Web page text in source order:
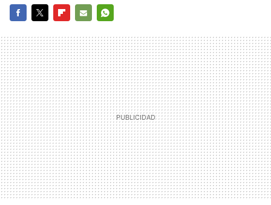
MAIL